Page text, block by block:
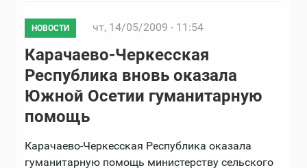
НОВОСТИ чт, 14/05/2009 - 11:54
Карачаево-Черкесская
Республика вновь оказала
Южной Осетии гуманитарную
помощь
Карачаево-Черкесская Республика оказала
гуманитарную помощь министерству сельского